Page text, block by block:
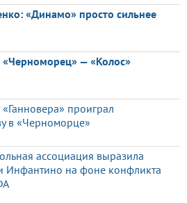
«Динамо» просто сильнее
— «Колос»
проиграл
в «Черноморце»
ассоциация выразила
Инфантино на фоне конфликта